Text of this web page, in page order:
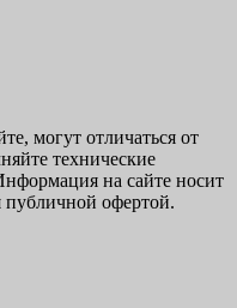
могут отличаться от
технические
на сайте носит
публичной офертой.